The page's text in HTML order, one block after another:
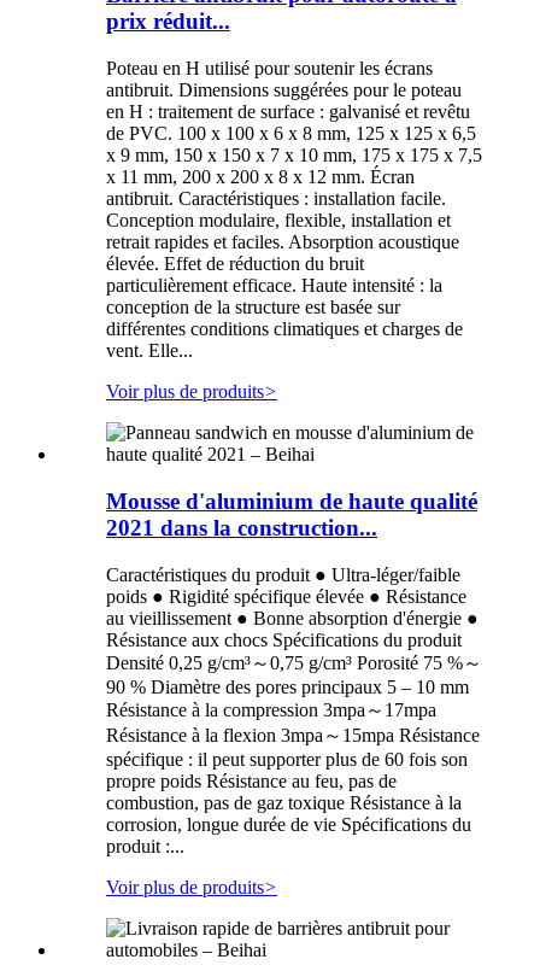
prix réduit...
Poteau en H utilisé pour soutenir les écrans
antibruit. Dimensions suggérées pour le poteau
en H : traitement de surface : galvanisé et revêtu
de PVC. 100 x 100 x 6 x 8 mm, 125 x 125 x 6,5
x 9 mm, 150 x 150 x 7 x 10 mm, 175 x 175 x 7,5
x 11 mm, 200 x 200 x 8 x 12 mm. Écran
antibruit. Caractéristiques : installation facile.
Conception modulaire, flexible, installation et
retrait rapides et faciles. Absorption acoustique
élevée. Effet de réduction du bruit
particulièrement efficace. Haute intensité : la
conception de la structure est basée sur
différentes conditions climatiques et charges de
vent. Elle...
Voir plus de produits>
Mousse d'aluminium de haute qualité
2021 dans la construction...
Caractéristiques du produit ● Ultra-léger/faible
poids ● Rigidité spécifique élevée ● Résistance
au vieillissement ● Bonne absorption d'énergie ●
Résistance aux chocs Spécifications du produit
Densité 0,25 g/cm³～0,75 g/cm³ Porosité 75 %～
90 % Diamètre des pores principaux 5 – 10 mm
Résistance à la compression 3mpa～17mpa
Résistance à la flexion 3mpa～15mpa Résistance
spécifique : il peut supporter plus de 60 fois son
propre poids Résistance au feu, pas de
combustion, pas de gaz toxique Résistance à la
corrosion, longue durée de vie Spécifications du
produit :...
Voir plus de produits>